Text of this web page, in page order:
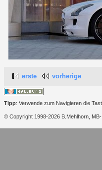
erste vorherige
Tipp: Verwende zum Navigieren die
© Copyright 1998-2026 B.Mehlhorn,